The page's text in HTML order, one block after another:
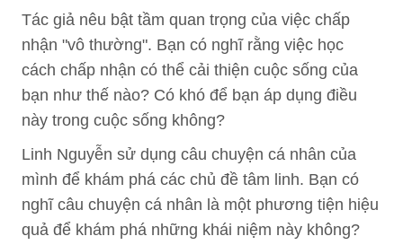
Tác giả nêu bật tầm quan trọng của việc chấp
nhận "vô thường". Bạn có nghĩ rằng việc học
cách chấp nhận có thể cải thiện cuộc sống của
bạn như thế nào? Có khó để bạn áp dụng điều
này trong cuộc sống không?
Linh Nguyễn sử dụng câu chuyện cá nhân của
mình để khám phá các chủ đề tâm linh. Bạn có
nghĩ câu chuyện cá nhân là một phương tiện hiệu
quả để khám phá những khái niệm này không?